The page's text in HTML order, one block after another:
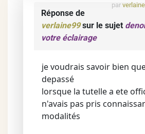
par
Réponse de
verlaine99sur le sujet
votre éclairage
je voudrais savoir bien
depassé
lorsque la tutelle a ete
n'avais pas pris
modalités